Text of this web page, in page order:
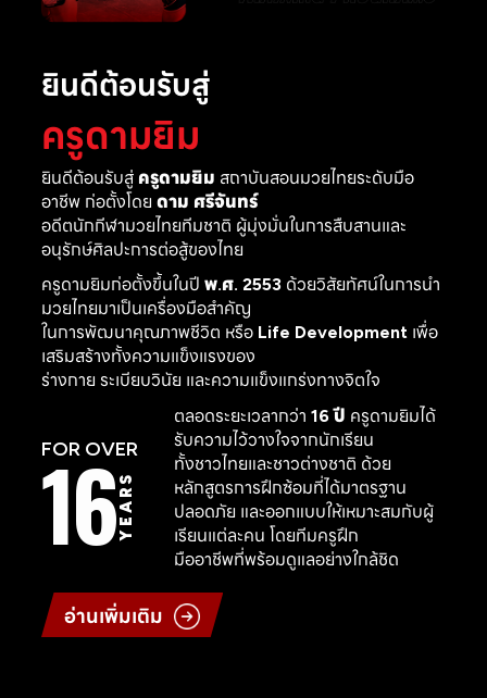
ยินดีต้อนรับสู่
ครูดามยิม
ยินดีต้อนรับสู่ ครูดามยิม สถาบันสอนมวยไทยระดับมือ
อาชีพ ก่อตั้งโดย ดาม ศรีจันทร์
อดีตนักกีฬามวยไทยทีมชาติ ผู้มุ่งมั่นในการสืบสานและ
อนุรักษ์ศิลปะการต่อสู้ของไทย
ครูดามยิมก่อตั้งขึ้นในปี พ.ศ. 2553ด้วยวิสัยทัศน์ในการนำ
มวยไทยมาเป็นเครื่องมือสำคัญ
ในการพัฒนาคุณภาพชีวิต หรือ Life Developmentเพื่อ
เสริมสร้างทั้งความแข็งแรงของ
ร่างกาย ระเบียบวินัย และความแข็งแกร่งทางจิตใจ
FOR OVER
16YEARS
ตลอดระยะเวลากว่า 16 ปี ครูดามยิมได้
รับความไว้วางใจจากนักเรียน
ทั้งชาวไทยและชาวต่างชาติ ด้วย
หลักสูตรการฝึกซ้อมที่ได้มาตรฐาน
ปลอดภัย และออกแบบให้เหมาะสมกับผู้
เรียนแต่ละคน โดยทีมครูฝึก
มืออาชีพที่พร้อมดูแลอย่างใกล้ชิด
อ่านเพิ่มเติม